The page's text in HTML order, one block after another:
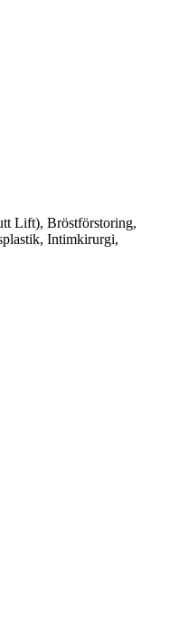
Lift), Bröstförstoring,
Intimkirurgi,